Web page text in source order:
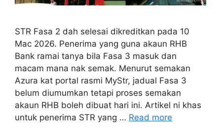
STR Fasa 2 dah selesai dikreditkan pada 10
Mac 2026. Penerima yang guna akaun RHB
Bank ramai tanya bila Fasa 3 masuk dan
macam mana nak semak. Menurut semakan
Azura kat portal rasmi MyStr, jadual Fasa 3
belum diumumkan tetapi proses semakan
akaun RHB boleh dibuat hari ini. Artikel ni khas
untuk penerima STR yang … Read more